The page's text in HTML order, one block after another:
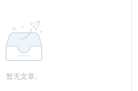
暂无文章。